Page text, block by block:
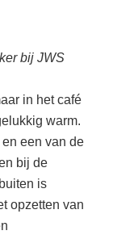
bij JWS
in het café
warm.
een van de
bij de
is
opzetten van